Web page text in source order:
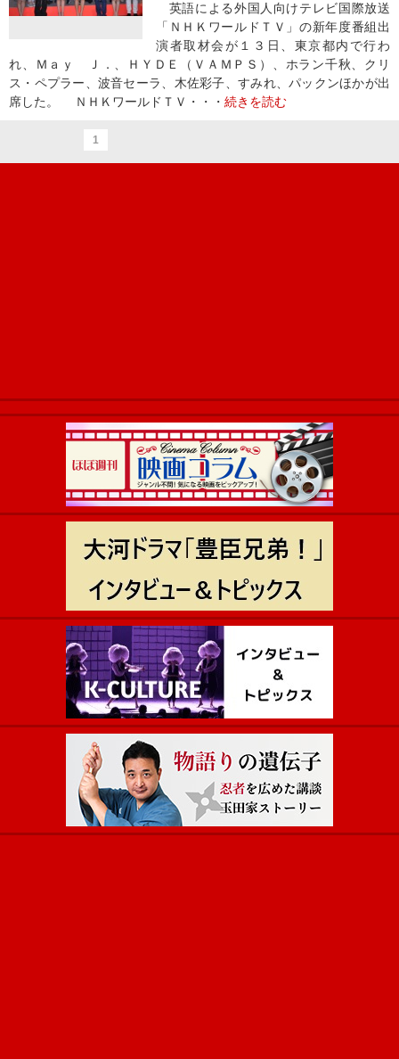
英語による外国人向けテレビ国際放送
「ＮＨＫワールドＴＶ」の新年度番組出
演者取材会が１３日、東京都内で行わ
れ、Ｍａｙ Ｊ．、ＨＹＤＥ（ＶＡＭＰＳ）、ホラン千秋、クリ
ス・ペプラー、波音セーラ、木佐彩子、すみれ、パックンほかが出
席した。 ＮＨＫワールドＴＶ・・・ 続きを読む
1